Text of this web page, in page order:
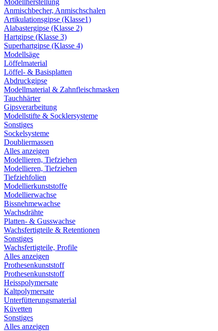
Modellherstellung
Anmischbecher, Anmischschalen
Artikulationsgipse (Klasse1)
Alabastergipse (Klasse 2)
Hartgipse (Klasse 3)
Superhartgipse (Klasse 4)
Modellsäge
Löffelmaterial
Löffel- & Basisplatten
Abdruckgipse
Modellmaterial & Zahnfleischmasken
Tauchhärter
Gipsverarbeitung
Modellstifte & Socklersysteme
Sonstiges
Sockelsysteme
Doubliermassen
Alles anzeigen
Modellieren, Tiefziehen
Modellieren, Tiefziehen
Tiefziehfolien
Modellierkunststoffe
Modellierwachse
Bissnehmewachse
Wachsdrähte
Platten- & Gusswachse
Wachsfertigteile & Retentionen
Sonstiges
Wachsfertigteile, Profile
Alles anzeigen
Prothesenkunststoff
Prothesenkunststoff
Heisspolymersate
Kaltpolymersate
Unterfütterungsmaterial
Küvetten
Sonstiges
Alles anzeigen